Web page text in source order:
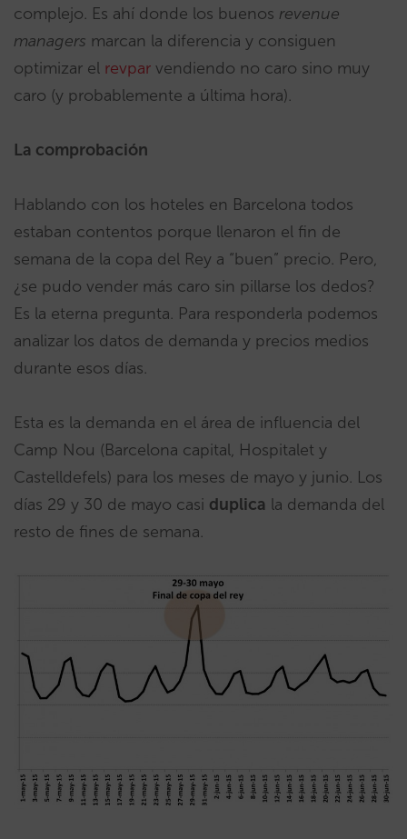
complejo. Es ahí donde los buenos revenue
managers marcan la diferencia y consiguen
optimizar el revpar vendiendo no caro sino muy
caro (y probablemente a última hora).
La comprobación
Hablando con los hoteles en Barcelona todos
estaban contentos porque llenaron el fin de
semana de la copa del Rey a “buen” precio. Pero,
¿se pudo vender más caro sin pillarse los dedos?
Es la eterna pregunta. Para responderla podemos
analizar los datos de demanda y precios medios
durante esos días.
Esta es la demanda en el área de influencia del
Camp Nou (Barcelona capital, Hospitalet y
Castelldefels) para los meses de mayo y junio. Los
días 29 y 30 de mayo casi duplica la demanda del
resto de fines de semana.